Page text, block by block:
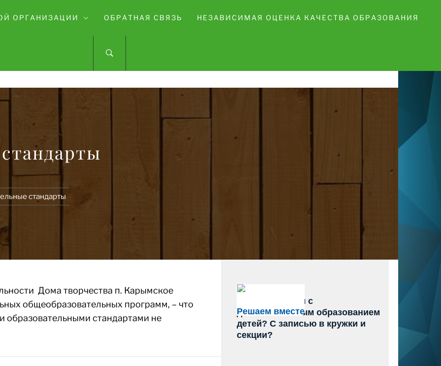
ОРГАНИЗАЦИИ ОБРАТНАЯ СВЯЗЬ НЕЗАВИСИМАЯ ОЦЕНКА КАЧЕСТВА ОБРАЗОВАНИЯ
ДОМ ТВОРЧЕСТВА П.КАРЫМСКОЕ
стандарты
Дома творчества п. Карымское
общеобразовательных программ, – что
стандартами не
Решаем вместе
Есть проблемы с
дополнительным образованием
детей? С записью в кружки и
секции?